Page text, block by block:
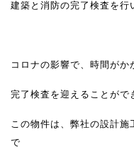
建築と消防の完了検査を行
コロナの影響で、時間が
完了検査を迎えることがで
この物件は、弊社の設計
で